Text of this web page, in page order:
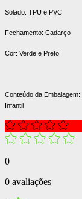
Solado: TPU e PVC
Fechamento: Cadarço
Cor: Verde e Preto
Conteúdo da Embalagem:
Infantil
0
0 avaliações